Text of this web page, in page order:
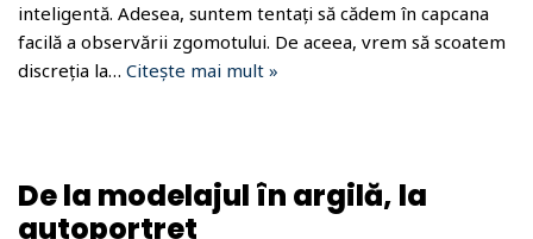
inteligentă. Adesea, suntem tentați să cădem în capcana
facilă a observării zgomotului. De aceea, vrem să scoatem
discreția la… Citește mai mult »
De la modelajul în argilă, la
autoportret